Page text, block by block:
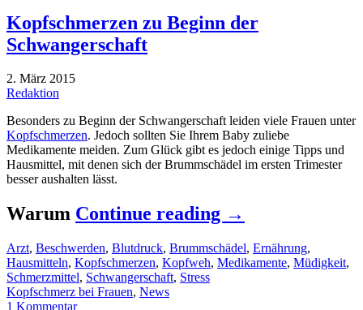
Kopfschmerzen zu Beginn der
Schwangerschaft
2. März 2015
Redaktion
Besonders zu Beginn der Schwangerschaft leiden viele Frauen unter
Kopfschmerzen. Jedoch sollten Sie Ihrem Baby zuliebe
Medikamente meiden. Zum Glück gibt es jedoch einige Tipps und
Hausmittel, mit denen sich der Brummschädel im ersten Trimester
besser aushalten lässt.
Warum Continue reading →
Arzt, Beschwerden, Blutdruck, Brummschädel, Ernährung,
Hausmitteln, Kopfschmerzen, Kopfweh, Medikamente, Müdigkeit,
Schmerzmittel, Schwangerschaft, Stress
Kopfschmerz bei Frauen, News
1 Kommentar